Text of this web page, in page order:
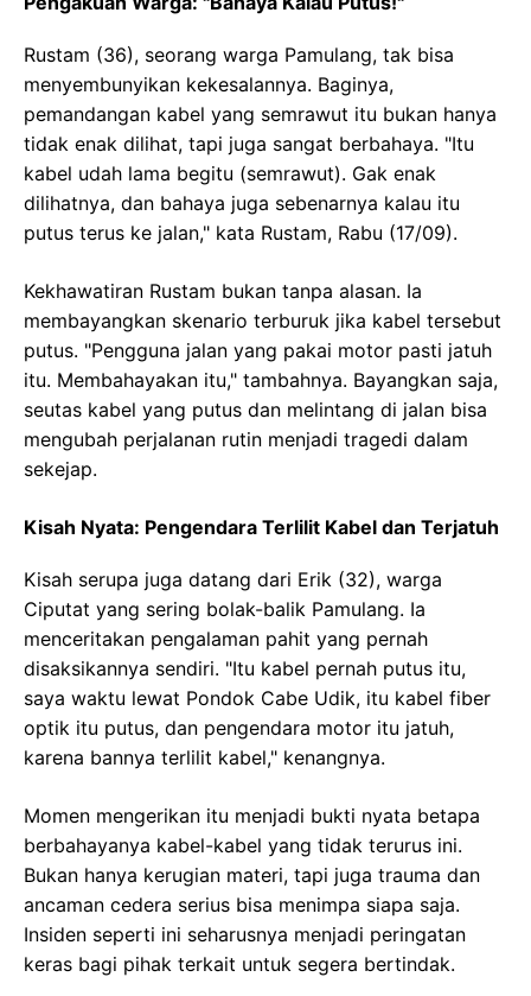
Rustam (36), seorang warga Pamulang, tak bisa
menyembunyikan kekesalannya. Baginya,
pemandangan kabel yang semrawut itu bukan hanya
tidak enak dilihat, tapi juga sangat berbahaya. "Itu
kabel udah lama begitu (semrawut). Gak enak
dilihatnya, dan bahaya juga sebenarnya kalau itu
putus terus ke jalan," kata Rustam, Rabu (17/09).
Kekhawatiran Rustam bukan tanpa alasan. Ia
membayangkan skenario terburuk jika kabel tersebut
putus. "Pengguna jalan yang pakai motor pasti jatuh
itu. Membahayakan itu," tambahnya. Bayangkan saja,
seutas kabel yang putus dan melintang di jalan bisa
mengubah perjalanan rutin menjadi tragedi dalam
sekejap.
Kisah Nyata: Pengendara Terlilit Kabel dan Terjatuh
Kisah serupa juga datang dari Erik (32), warga
Ciputat yang sering bolak-balik Pamulang. Ia
menceritakan pengalaman pahit yang pernah
disaksikannya sendiri. "Itu kabel pernah putus itu,
saya waktu lewat Pondok Cabe Udik, itu kabel fiber
optik itu putus, dan pengendara motor itu jatuh,
karena bannya terlilit kabel," kenangnya.
Momen mengerikan itu menjadi bukti nyata betapa
berbahayanya kabel-kabel yang tidak terurus ini.
Bukan hanya kerugian materi, tapi juga trauma dan
ancaman cedera serius bisa menimpa siapa saja.
Insiden seperti ini seharusnya menjadi peringatan
keras bagi pihak terkait untuk segera bertindak.